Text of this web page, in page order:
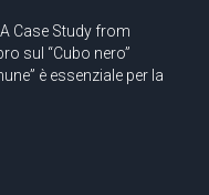
Case Study from
sul “Cubo nero”
è essenziale per la